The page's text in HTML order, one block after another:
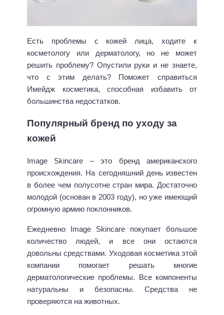
Есть проблемы с кожей лица, ходите к
косметологу или дерматологу, но не может
решить проблему? Опустили руки и не знаете,
что с этим делать? Поможет справиться
Имейдж косметика, способная избавить от
большинства недостатков.
Популярный бренд по уходу за
кожей
Image Skincare – это бренд американского
происхождения. На сегодняшний день известен
в более чем полусотне стран мира. Достаточно
молодой (основан в 2003 году), но уже имеющий
огромную армию поклонников.
Ежедневно Image Skincare покупает большое
количество людей, и все они остаются
довольны средствами. Уходовая косметика этой
компании помогает решать многие
дерматологические проблемы. Все компоненты
натуральны и безопасны. Средства не
проверяются на животных.